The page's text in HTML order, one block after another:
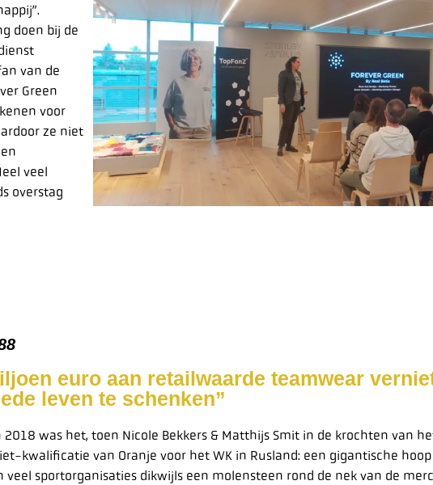
doen bij de
van de
Green
voor
ze niet
veel
overstag
euro aan retailwaarde teamwear
leven te schenken”
was het, toen Nicole Bekkers & Matthijs Smit in de krochten van
kwalificatie van Oranje voor het WK in Rusland: een gigantische hoop
sportorganisaties dikwijls een molensteen rond de nek van de